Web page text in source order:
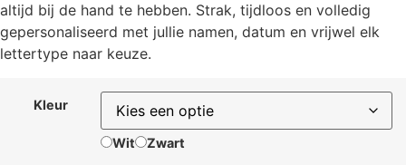
altijd bij de hand te hebben. Strak, tijdloos en volledig
gepersonaliseerd met jullie namen, datum en vrijwel elk
lettertype naar keuze.
Kleur
Wit Zwart